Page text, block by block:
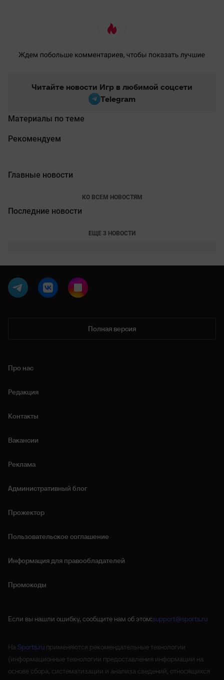
Читайте новости Игр в любимой соцсети
Telegram
Материалы по теме
Рекомендуем
Главные новости
КО ВСЕМ НОВОСТЯМ
Последние новости
ЕЩЕ 3 НОВОСТИ
Полная версия
Про нас
Редакция
Контакты
Вакансии
Реклама
Административный блог
Прожектор
Пользовательское соглашение
Информация для правообладателей
Промокоды
Если вы нашли ошибку, сообщите нам об этом:support@sports.ru
На Sports.ru применяются рекомендательные технологии
(информационные технологии предоставления информации на
основе сбора, систематизации и анализа сведений, относящихся